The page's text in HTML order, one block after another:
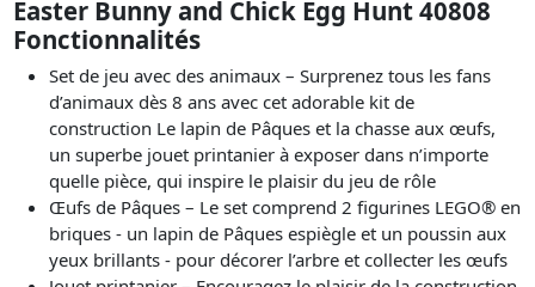
Easter Bunny and Chick Egg Hunt 40808
Fonctionnalités
Set de jeu avec des animaux – Surprenez tous les fans
d’animaux dès 8 ans avec cet adorable kit de
construction Le lapin de Pâques et la chasse aux œufs,
un superbe jouet printanier à exposer dans n’importe
quelle pièce, qui inspire le plaisir du jeu de rôle
Œufs de Pâques – Le set comprend 2 figurines LEGO® en
briques - un lapin de Pâques espiègle et un poussin aux
yeux brillants - pour décorer l’arbre et collecter les œufs